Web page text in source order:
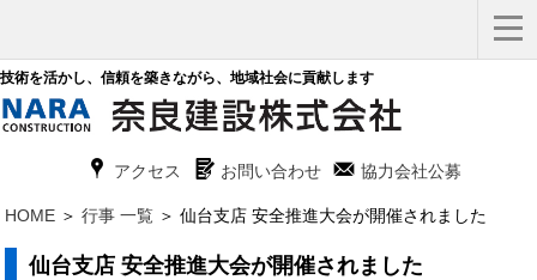
技術を活かし、信頼を築きながら、地域社会に貢献します
x アクセス G お問い合わせ F 協力会社公募
HOME ＞行事 一覧 ＞ 仙台支店 安全推進大会が開催されました
仙台支店 安全推進大会が開催されました